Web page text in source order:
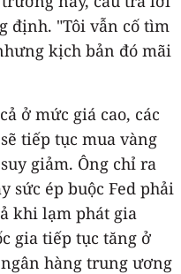
định. "Tôi vẫn cố tìm
kịch bản đó mãi
ở mức giá cao, các
tiếp tục mua vàng
giảm. Ông chỉ ra
sức ép buộc Fed phải
khi lạm phát gia
gia tiếp tục tăng ở
hàng trung ương